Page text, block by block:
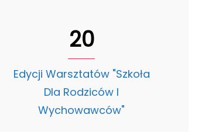
20
Edycji Warsztatów "Szkoła
Dla Rodziców I
Wychowawców"